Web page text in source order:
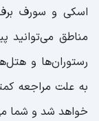
اسکی و سورف برف
مناطق می‌توانید
رستوران‌ها و
به علت مراجعه
خواهد شد و شما